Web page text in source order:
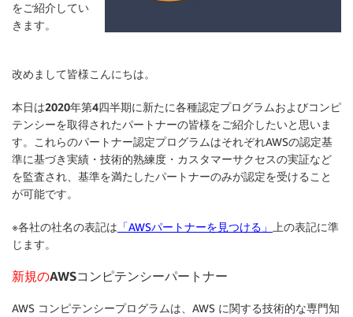
をご紹介してい
きます。
改めまして皆様こんにちは。
本日は2020年第4四半期に新たに各種認定プログラムおよびコンピ
テンシーを取得されたパートナーの皆様をご紹介したいと思いま
す。これらのパートナー認定プログラムはそれぞれAWSの認定基
準に基づき実績・技術的熟練度・カスタマーサクセスの実証など
を監査され、基準を満たしたパートナーのみが認定を受けること
が可能です。
※各社の社名の表記は 「AWSパートナーを見つける」
上の表記に準
じます。
新規のAWSコンピテンシーパートナー
AWS コンピテンシープログラムは、AWS に関する技術的な専門知